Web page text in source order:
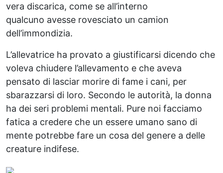
vera discarica, come se all’interno
qualcuno avesse rovesciato un camion
dell’immondizia.
L’allevatrice ha provato a giustificarsi dicendo che
voleva chiudere l’allevamento e che aveva
pensato di lasciar morire di fame i cani, per
sbarazzarsi di loro. Secondo le autorità, la donna
ha dei seri problemi mentali. Pure noi facciamo
fatica a credere che un essere umano sano di
mente potrebbe fare un cosa del genere a delle
creature indifese.